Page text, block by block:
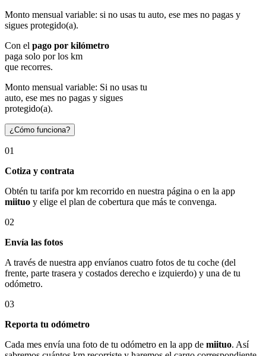
Monto mensual variable: si no usas tu auto, ese mes no pagas y
sigues protegido(a).
Con el pago por kilómetro
paga solo por los km
que recorres.
Monto mensual variable: Si no usas tu
auto, ese mes no pagas y sigues
protegido(a).
¿Cómo funciona?
01
Cotiza y contrata
Obtén tu tarifa por km recorrido en nuestra página o en la app
miituo y elige el plan de cobertura que más te convenga.
02
Envía las fotos
A través de nuestra app envíanos cuatro fotos de tu coche (del
frente, parte trasera y costados derecho e izquierdo) y una de tu
odómetro.
03
Reporta tu odómetro
Cada mes envía una foto de tu odómetro en la app de miituo. Así